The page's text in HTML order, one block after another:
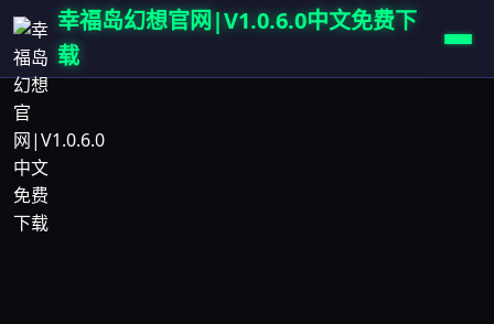
幸福岛幻想官网|V1.0.6.0中文免费下
载